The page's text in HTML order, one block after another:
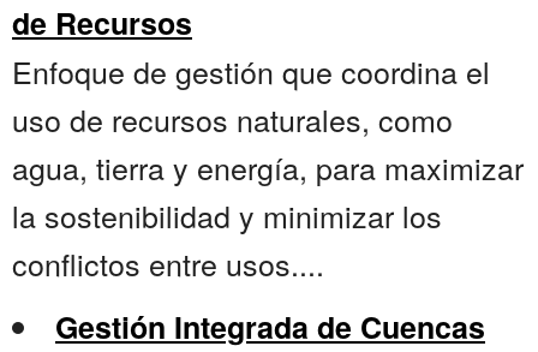
de Recursos
Enfoque de gestión que coordina el
uso de recursos naturales, como
agua, tierra y energía, para maximizar
la sostenibilidad y minimizar los
conflictos entre usos....
Gestión Integrada de Cuencas